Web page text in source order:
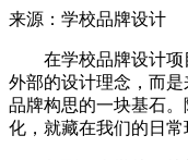
来源：学校品牌设计
在学校品牌设计项
外部的设计理念，而
品牌构思的一块基石
化，就藏在我们的日常